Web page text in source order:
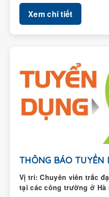
Xem chi tiết
Vị trí: Chuyên viên trắc
tại các công trường ở Hà